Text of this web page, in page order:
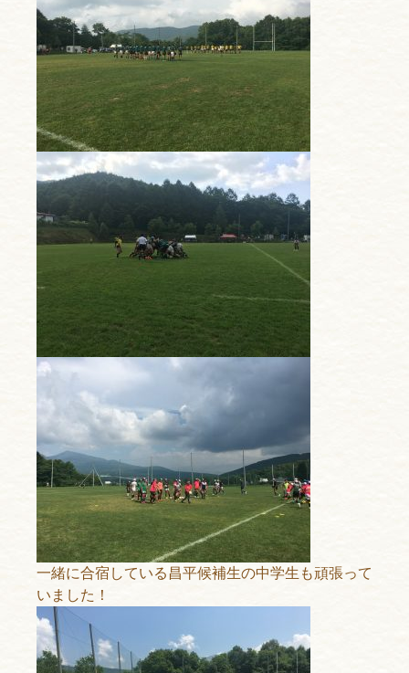
一緒に合宿している昌平候補生の中学生も頑張って
いました！